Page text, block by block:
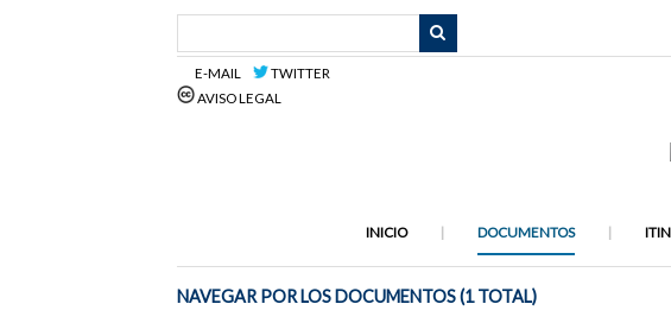
E-MAIL
TWITTER
AVISO LEGAL
INICIO DOCUMENTOS
NAVEGAR POR LOS DOCUMENTOS (1 TOTAL)